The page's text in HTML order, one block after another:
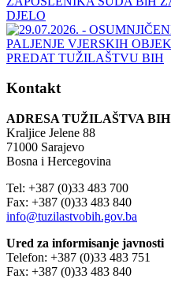
Kontakt
ADRESA TUŽILAŠTVA BIH
Kraljice Jelene 88
71000 Sarajevo
Bosna i Hercegovina
Tel: +387 (0)33 483 700
Fax: +387 (0)33 483 840
info@tuzilastvobih.gov.ba
Ured za informisanje javnosti
Telefon: +387 (0)33 483 751
Fax: +387 (0)33 483 840